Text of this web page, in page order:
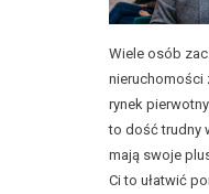
Wiele osób
nieruchomości
rynek
to dość trudny
mają swoje
Ci to ułatwić